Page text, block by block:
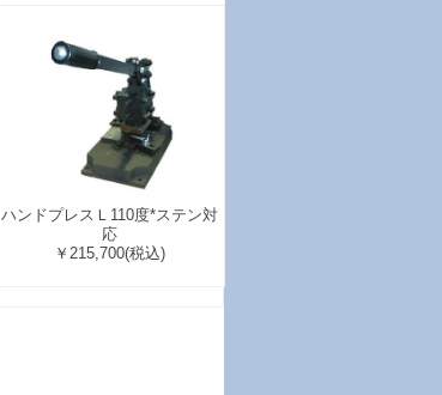
ハンドプレスＬ110度*ステン対
応
￥215,700(税込)